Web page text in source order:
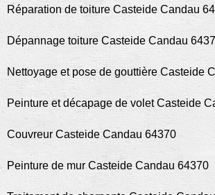
Réparation de toiture Casteide Candau
Dépannage toiture Casteide Candau
Nettoyage et pose de gouttière Casteide
Peinture et décapage de volet Casteide
Couvreur Casteide Candau 64370
Peinture de mur Casteide Candau 64370